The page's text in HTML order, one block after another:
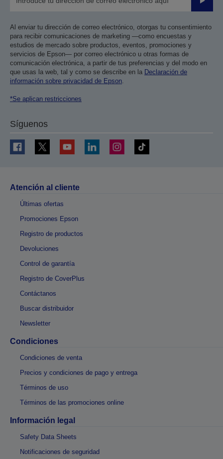
Enviar
Al enviar tu dirección de correo electrónico, otorgas tu consentimiento
para recibir comunicaciones de marketing —como encuestas y
estudios de mercado sobre productos, eventos, promociones y
servicios de Epson— por correo electrónico u otras formas de
comunicación electrónica, a partir de tus preferencias y del modo en
que usas la web, tal y como se describe en la Declaración de
información sobre privacidad de Epson.
*Se aplican restricciones
Síguenos
Atención al cliente
Últimas ofertas
Promociones Epson
Registro de productos
Devoluciones
Control de garantía
Registro de CoverPlus
Contáctanos
Buscar distribuidor
Newsletter
Condiciones
Condiciones de venta
Precios y condiciones de pago y entrega
Términos de uso
Términos de las promociones online
Información legal
Safety Data Sheets
Notificaciones de seguridad